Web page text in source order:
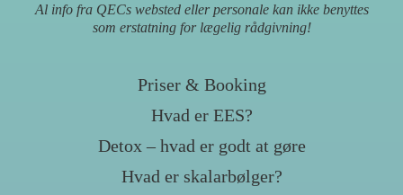
Al info fra QECs websted eller personale kan ikke benyttes
som erstatning for lægelig rådgivning!
Priser & Booking
Hvad er EES?
Detox – hvad er godt at gøre
Hvad er skalarbølger?